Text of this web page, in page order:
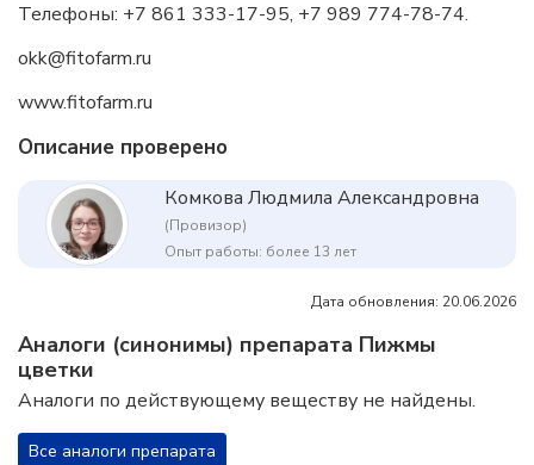
Телефоны: +7 861 333-17-95, +7 989 774-78-74.
okk@fitofarm.ru
www.fitofarm.ru
Описание проверено
Комкова Людмила Александровна
(Провизор)
Опыт работы: более 13 лет
Дата обновления: 20.06.2026
Аналоги (синонимы) препарата Пижмы
цветки
Аналоги по действующему веществу не найдены.
Все аналоги препарата